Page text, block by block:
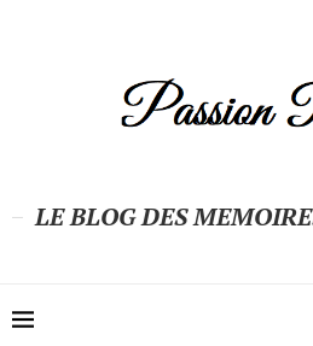
LE BLOG DES